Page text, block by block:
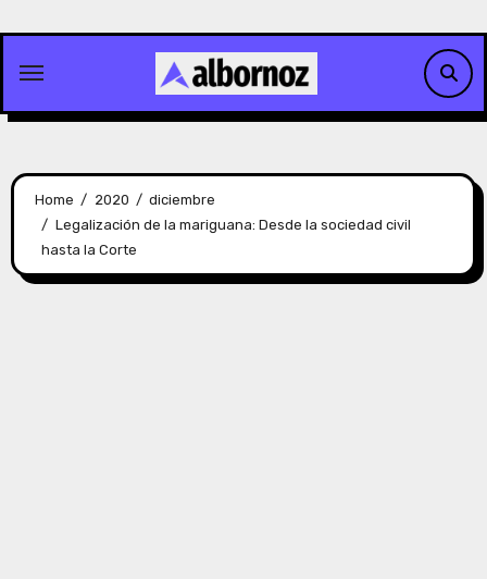
content
Home 2020
diciembre
Legalización de la mariguana: Desde la sociedad civil
hasta la Corte